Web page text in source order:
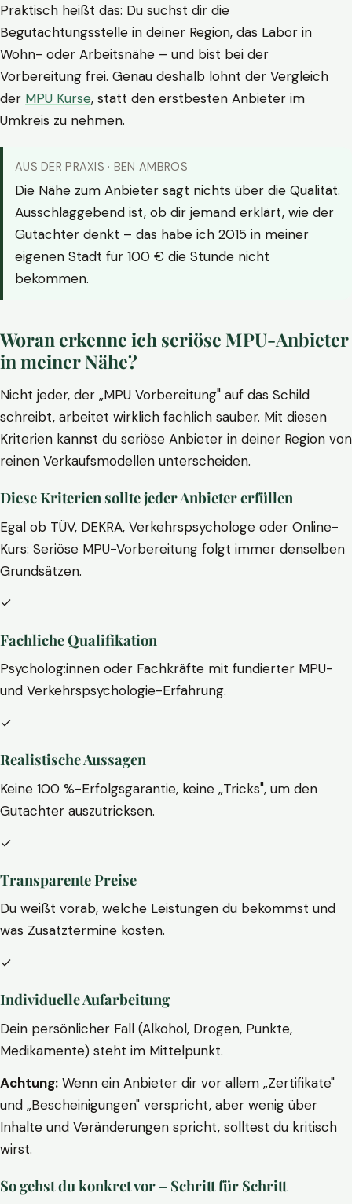
Praktisch heißt das: Du suchst dir die
Begutachtungsstelle in deiner Region, das Labor in
Wohn- oder Arbeitsnähe – und bist bei der
Vorbereitung frei. Genau deshalb lohnt der Vergleich
der MPU Kurse, statt den erstbesten Anbieter im
Umkreis zu nehmen.
AUS DER PRAXIS · BEN AMBROS
Die Nähe zum Anbieter sagt nichts über die Qualität.
Ausschlaggebend ist, ob dir jemand erklärt, wie der
Gutachter denkt – das habe ich 2015 in meiner
eigenen Stadt für 100 € die Stunde nicht
bekommen.
Woran erkenne ich seriöse MPU-Anbieter
in meiner Nähe?
Nicht jeder, der „MPU Vorbereitung" auf das Schild
schreibt, arbeitet wirklich fachlich sauber. Mit diesen
Kriterien kannst du seriöse Anbieter in deiner Region von
reinen Verkaufsmodellen unterscheiden.
Diese Kriterien sollte jeder Anbieter erfüllen
Egal ob TÜV, DEKRA, Verkehrspsychologe oder Online-
Kurs: Seriöse MPU-Vorbereitung folgt immer denselben
Grundsätzen.
✓
Fachliche Qualifikation
Psycholog:innen oder Fachkräfte mit fundierter MPU-
und Verkehrspsychologie-Erfahrung.
✓
Realistische Aussagen
Keine 100 %-Erfolgsgarantie, keine „Tricks", um den
Gutachter auszutricksen.
✓
Transparente Preise
Du weißt vorab, welche Leistungen du bekommst und
was Zusatztermine kosten.
✓
Individuelle Aufarbeitung
Dein persönlicher Fall (Alkohol, Drogen, Punkte,
Medikamente) steht im Mittelpunkt.
Achtung: Wenn ein Anbieter dir vor allem „Zertifikate"
und „Bescheinigungen" verspricht, aber wenig über
Inhalte und Veränderungen spricht, solltest du kritisch
wirst.
So gehst du konkret vor – Schritt für Schritt